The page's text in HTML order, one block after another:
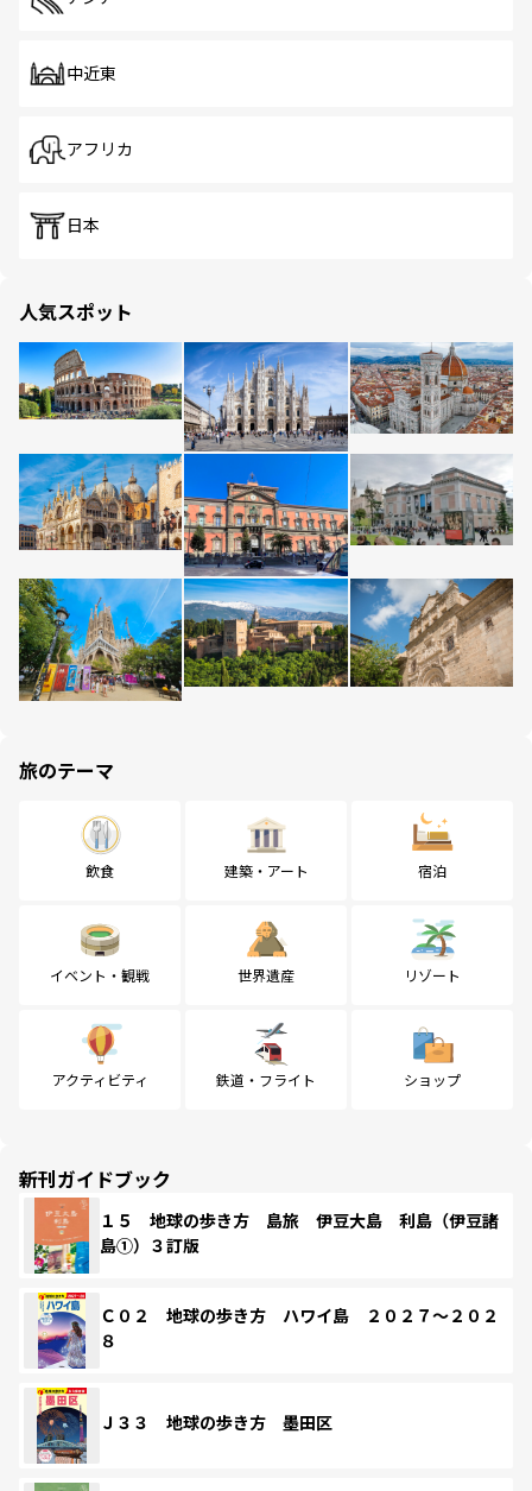
中近東
アフリカ
日本
人気スポット
旅のテーマ
飲食 建築・アート 宿泊
イベント・観戦 世界遺産 リゾート
アクティビティ 鉄道・フライト ショップ
新刊ガイドブック
１５ 地球の歩き方 島旅 伊豆大島 利島（伊豆諸
島①）３訂版
Ｃ０２ 地球の歩き方 ハワイ島 ２０２７～２０２
８
Ｊ３３ 地球の歩き方 墨田区